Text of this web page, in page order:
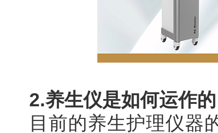
2.养生仪是如何运作
目前的养生护理仪器